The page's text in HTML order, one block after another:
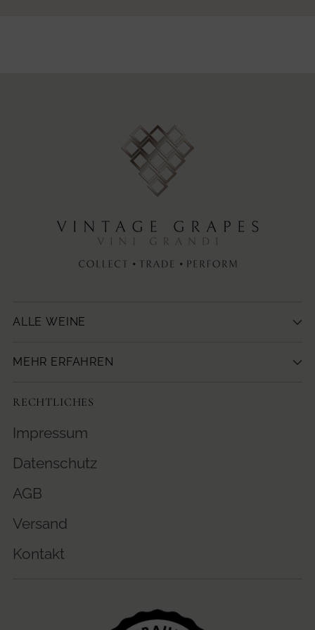
ALLE WEINE
MEHR ERFAHREN
RECHTLICHES
Impressum
Datenschutz
AGB
Versand
Kontakt